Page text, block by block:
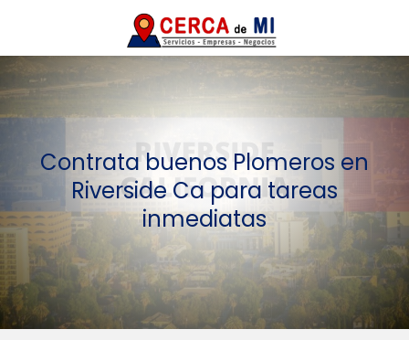
Contrata buenos Plomeros en
Riverside Ca para tareas
inmediatas